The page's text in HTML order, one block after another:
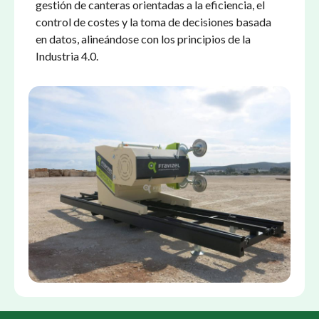
gestión de canteras orientadas a la eficiencia, el
control de costes y la toma de decisiones basada
en datos, alineándose con los principios de la
Industria 4.0.